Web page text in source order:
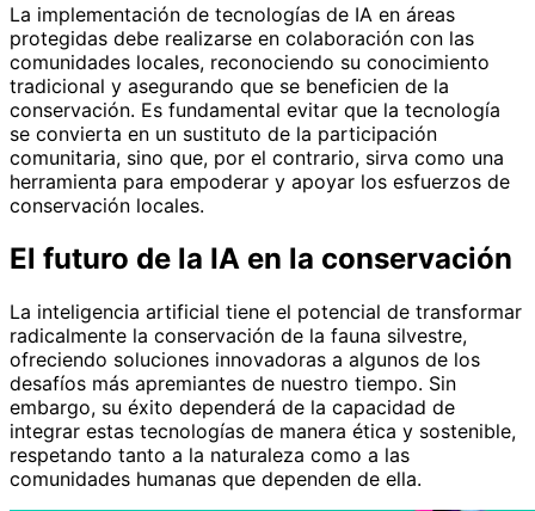
La implementación de tecnologías de IA en áreas
protegidas debe realizarse en colaboración con las
comunidades locales, reconociendo su conocimiento
tradicional y asegurando que se beneficien de la
conservación. Es fundamental evitar que la tecnología
se convierta en un sustituto de la participación
comunitaria, sino que, por el contrario, sirva como una
herramienta para empoderar y apoyar los esfuerzos de
conservación locales.
El futuro de la IA en la conservación
La inteligencia artificial tiene el potencial de transformar
radicalmente la conservación de la fauna silvestre,
ofreciendo soluciones innovadoras a algunos de los
desafíos más apremiantes de nuestro tiempo. Sin
embargo, su éxito dependerá de la capacidad de
integrar estas tecnologías de manera ética y sostenible,
respetando tanto a la naturaleza como a las
comunidades humanas que dependen de ella.